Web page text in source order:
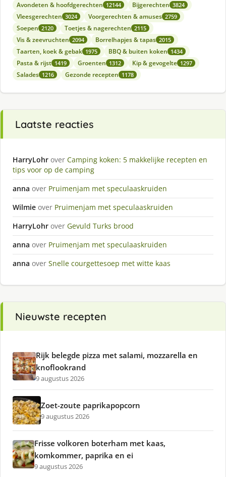
Avondeten & hoofdgerechten 12144 Bijgerechten 3824
Vleesgerechten 3024 Voorgerechten & amuses 2759
Soepen 2120 Toetjes & nagerechten 2115
Vis & zeevruchten 2094 Borrelhapjes & tapas 2015
Taarten, koek & gebak 1975 BBQ & buiten koken 1434
Pasta & rijst 1419 Groenten 1312 Kip & gevogelte 1297
Salades 1216 Gezonde recepten 1178
Laatste reacties
HarryLohr over Camping koken: 5 makkelijke recepten en
tips voor op de camping
anna over Pruimenjam met speculaaskruiden
Wilmie over Pruimenjam met speculaaskruiden
HarryLohr over Gevuld Turks brood
anna over Pruimenjam met speculaaskruiden
anna over Snelle courgettesoep met witte kaas
Nieuwste recepten
Rijk belegde pizza met salami, mozzarella en
knoflookrand
9 augustus 2026
Zoet-zoute paprikapopcorn
9 augustus 2026
Frisse volkoren boterham met kaas,
komkommer, paprika en ei
9 augustus 2026